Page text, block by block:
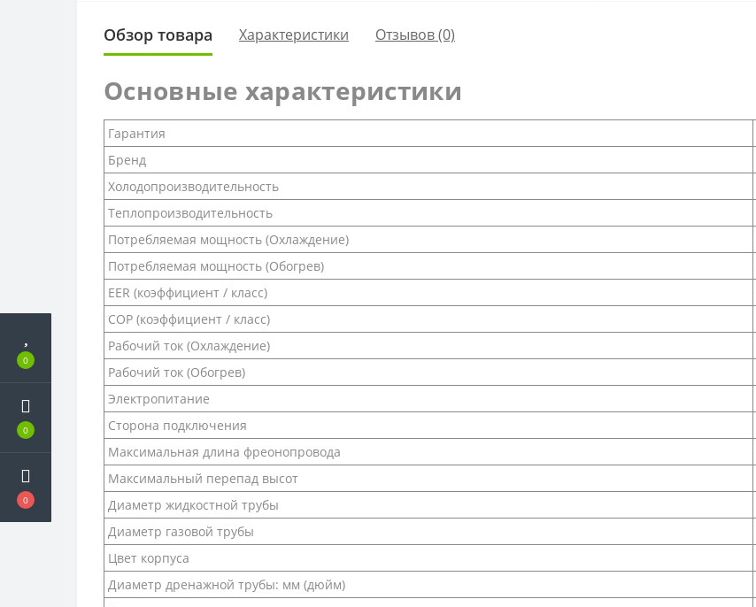
0
0
0
Обзор товара Характеристики Отзывов (0)
Основные характеристики
Гарантия
Бренд
Холодопроизводительность
Теплопроизводительность
Потребляемая мощность (Охлаждение)
Потребляемая мощность (Обогрев)
EER (коэффициент / класс)
COP (коэффициент / класс)
Рабочий ток (Охлаждение)
Рабочий ток (Обогрев)
Электропитание
Сторона подключения
Максимальная длина фреонопровода
Максимальный перепад высот
Диаметр жидкостной трубы
Диаметр газовой трубы
Цвет корпуса
Диаметр дренажной трубы: мм (дюйм)